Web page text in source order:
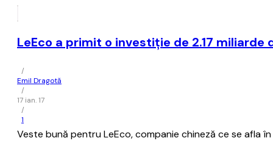
LeEco a primit o investiție de 2.17 miliarde
/
Emil Dragotă
/
17 ian. 17
/
1
Veste bună pentru LeEco, companie chineză ce se afla